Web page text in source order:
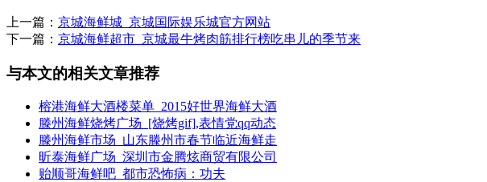
上一篇： 京城海鲜城_京城国际娱乐城官方网站
下一篇： 京城海鲜超市_京城最牛烤肉筋排行榜吃串儿的季节来
与本文的相关文章推荐
榕港海鲜大酒楼菜单_2015好世界海鲜大酒
滕州海鲜烧烤广场_[烧烤gif],表情党qq动态
滕州海鲜市场_山东滕州市春节临近海鲜走
昕泰海鲜广场_深圳市金腾炫商贸有限公司
贻顺哥海鲜吧_都市恐怖病：功夫